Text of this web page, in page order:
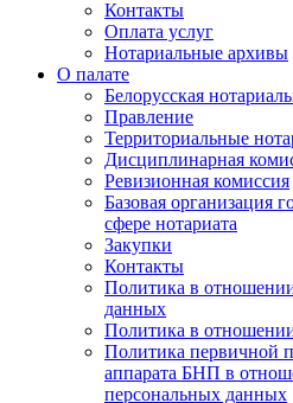
Контакты
Оплата услуг
Нотариальные архивы
О палате
Белорусская
Правление
Территориальные
Дисциплинарная
Ревизионная комиссия
Базовая организация
сфере нотариата
Закупки
Контакты
Политика в
данных
Политика в
Политика первичной
аппарата БНП в
персональных данных